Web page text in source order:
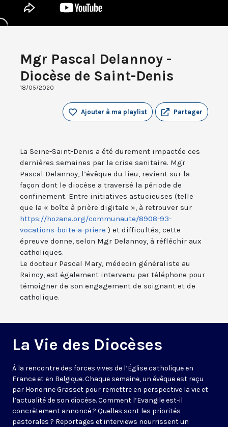
Mgr Pascal Delannoy -
Diocèse de Saint-Denis
18/05/2020
Partager
Ajouter à ma playlist
La Seine-Saint-Denis a été durement impactée ces
dernières semaines par la crise sanitaire. Mgr
Pascal Delannoy, l’évêque du lieu, revient sur la
façon dont le diocèse a traversé la période de
confinement. Entre initiatives astucieuses (telle
que la « boîte à prière digitale », à retrouver sur
https://hozana.org/communaute/8908-93-
vocations-boite-a-priere ) et difficultés, cette
épreuve donne, selon Mgr Delannoy, à réfléchir aux
catholiques.
Le docteur Pascal Mary, médecin généraliste au
Raincy, est également intervenu par téléphone pour
témoigner de son engagement de soignant et de
catholique.
La Vie des Diocèses
À la rencontre des forces vives de l’Église catholique en
France et en Belgique. Chaque semaine, un évêque est reçu
par Honorine Grasset pour remettre en perspective la vie et
l’actualité de son diocèse. Comment l’Evangile est-il
concrètement annoncé ? Quelles sont les priorités
pastorales ? Reportages et interviews nourrissent un